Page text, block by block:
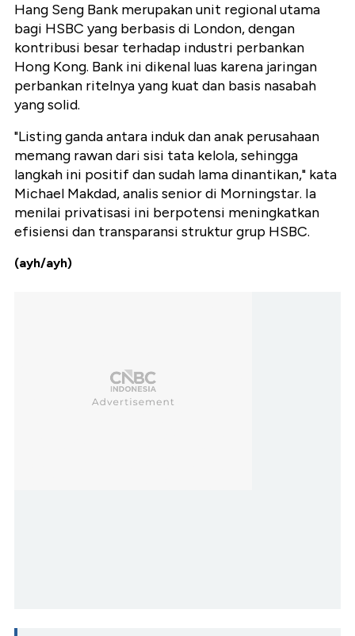
Hang Seng Bank merupakan unit regional utama
bagi HSBC yang berbasis di London, dengan
kontribusi besar terhadap industri perbankan
Hong Kong. Bank ini dikenal luas karena jaringan
perbankan ritelnya yang kuat dan basis nasabah
yang solid.
"Listing ganda antara induk dan anak perusahaan
memang rawan dari sisi tata kelola, sehingga
langkah ini positif dan sudah lama dinantikan," kata
Michael Makdad, analis senior di Morningstar. Ia
menilai privatisasi ini berpotensi meningkatkan
efisiensi dan transparansi struktur grup HSBC.
(ayh/ayh)